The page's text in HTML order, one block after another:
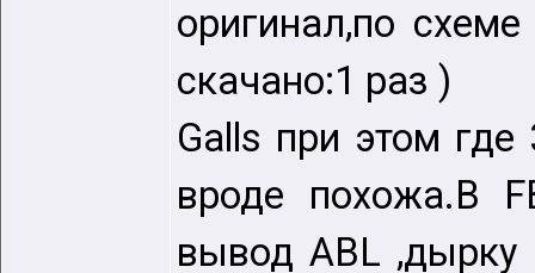
оригинал,по
cкачано:1 раз )
Galls при этом
вроде похожа.В
вывод ABL ,дырку